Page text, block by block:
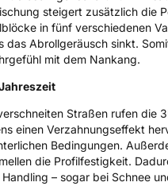
/ Alpine-Symbol Ja
(GPSR)
Tire Netherlands B.V.,
83 2514 JG DEN
shane@nankang.eu
steigert zusätzlich die
in fünf verschiedenen
das Abrollgeräusch sinkt.
mit dem Nankang.
Straßen rufen die
einen Verzahnungseffekt
Bedingungen.
die Profilfestigkeit.
– sogar bei Schnee